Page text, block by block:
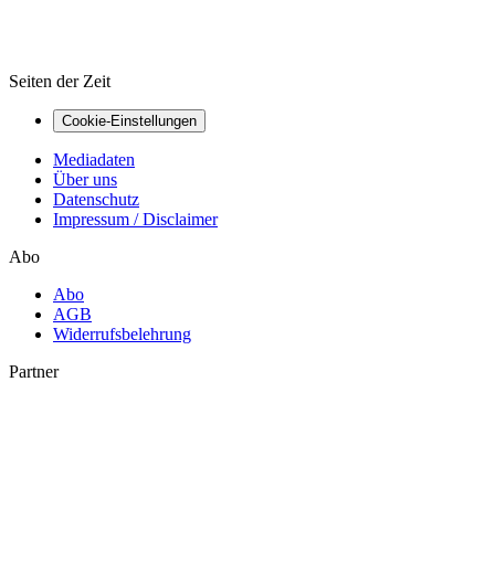
Seiten der Zeit
Cookie-Einstellungen
Mediadaten
Über uns
Datenschutz
Impressum / Disclaimer
Abo
Abo
AGB
Widerrufsbelehrung
Partner